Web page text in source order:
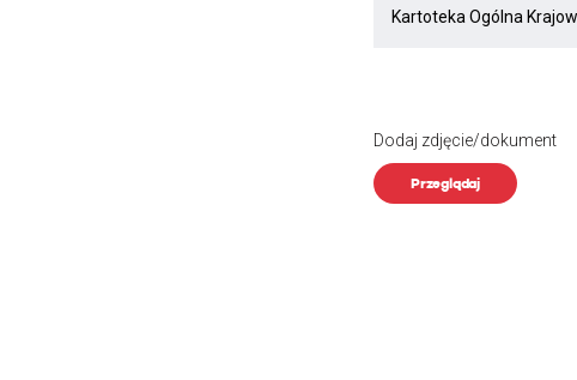
Dodaj zdjęcie/dokument
Przeglądaj